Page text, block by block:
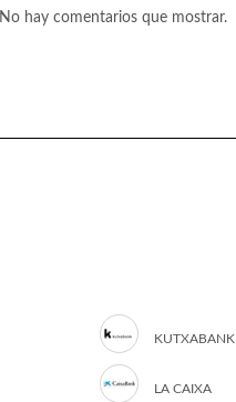
No hay comentarios que mostrar.
KUTXABANK
LA CAIXA